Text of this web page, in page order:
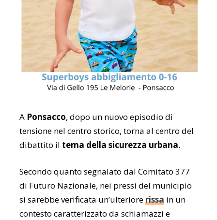
A Ponsacco, dopo un nuovo episodio di
tensione nel centro storico, torna al centro del
dibattito il tema della sicurezza urbana.
Secondo quanto segnalato dal Comitato 377
di Futuro Nazionale, nei pressi del municipio
si sarebbe verificata un’ulteriorerissa in un
contesto caratterizzato da schiamazzi e